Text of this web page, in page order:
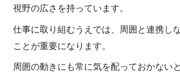
視野の広さを持っています。
仕事に取り組むうえでは、周囲と連携し
ことが重要になります。
周囲の動きにも常に気を配っておかない